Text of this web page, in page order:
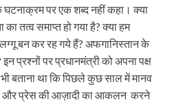
पर एक शब्द नहीं कहा। क्या
का तत्व समाप्त हो गया है? क्या हम
बन कर रह गये हैं? अफगानिस्तान के
प्रश्नों पर प्रधानमंत्री को अपना पक्ष
बताना था कि पिछले कुछ साल में मानव
और प्रेस की आज़ादी का आकलन करने